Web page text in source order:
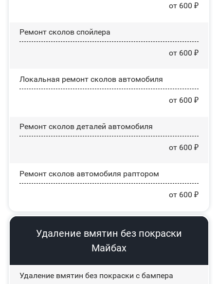
от 600 ₽
Ремонт сколов спойлера
от 600 ₽
Локальная ремонт сколов автомобиля
от 600 ₽
Ремонт сколов деталей автомобиля
от 600 ₽
Ремонт сколов автомобиля раптором
от 600 ₽
Удаление вмятин без покраски
Майбах
Удаление вмятин без покраски с бампера